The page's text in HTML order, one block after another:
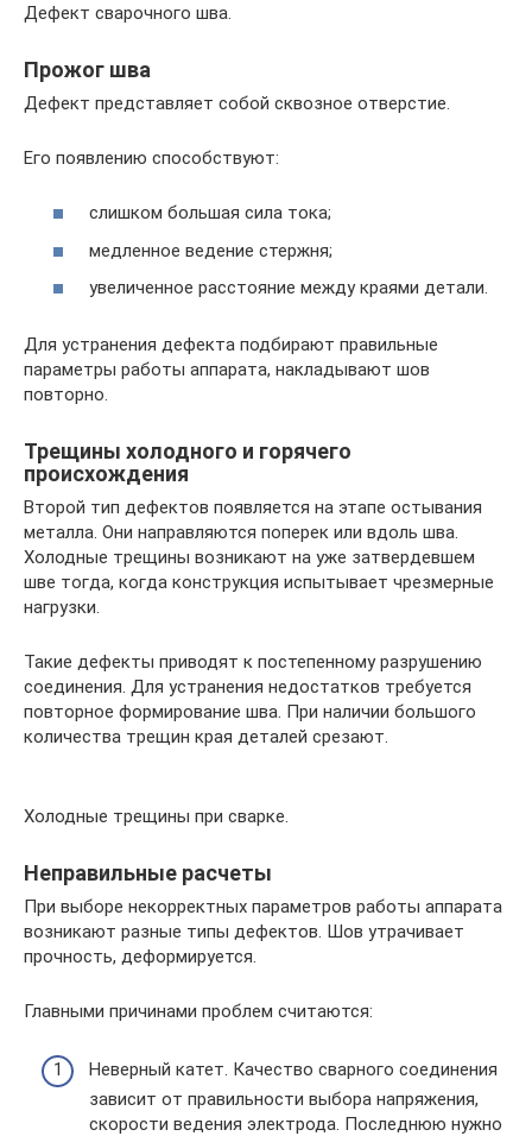
Дефект сварочного шва.
Прожог шва
Дефект представляет собой сквозное отверстие.
Его появлению способствуют:
слишком большая сила тока;
медленное ведение стержня;
увеличенное расстояние между краями детали.
Для устранения дефекта подбирают правильные
параметры работы аппарата, накладывают шов
повторно.
Трещины холодного и горячего
происхождения
Второй тип дефектов появляется на этапе остывания
металла. Они направляются поперек или вдоль шва.
Холодные трещины возникают на уже затвердевшем
шве тогда, когда конструкция испытывает чрезмерные
нагрузки.
Такие дефекты приводят к постепенному разрушению
соединения. Для устранения недостатков требуется
повторное формирование шва. При наличии большого
количества трещин края деталей срезают.
Холодные трещины при сварке.
Неправильные расчеты
При выборе некорректных параметров работы аппарата
возникают разные типы дефектов. Шов утрачивает
прочность, деформируется.
Главными причинами проблем считаются:
Неверный катет. Качество сварного соединения
зависит от правильности выбора напряжения,
скорости ведения электрода. Последнюю нужно